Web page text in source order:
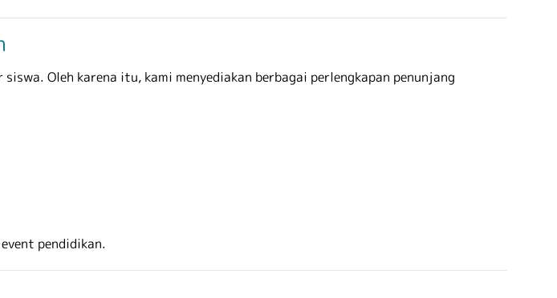
Oleh karena itu, kami menyediakan berbagai perlengkapan penunjang
pendidikan.